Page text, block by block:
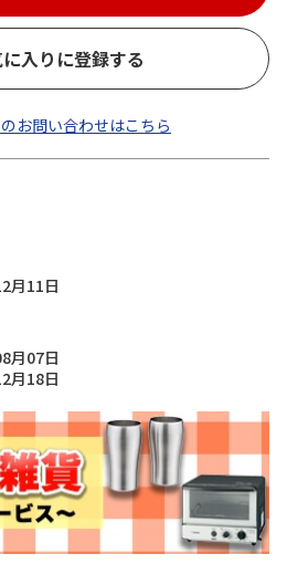
入りに登録する
お問い合わせはこちら
月11日
月07日
月18日